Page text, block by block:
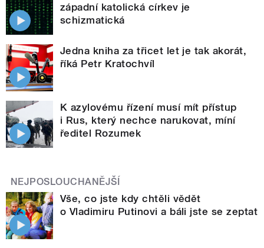
západní katolická církev je
schizmatická
Jedna kniha za třicet let je tak akorát,
říká Petr Kratochvíl
K azylovému řízení musí mít přístup
i Rus, který nechce narukovat, míní
ředitel Rozumek
NEJPOSLOUCHANĚJŠÍ
Vše, co jste kdy chtěli vědět
o Vladimiru Putinovi a báli jste se zeptat